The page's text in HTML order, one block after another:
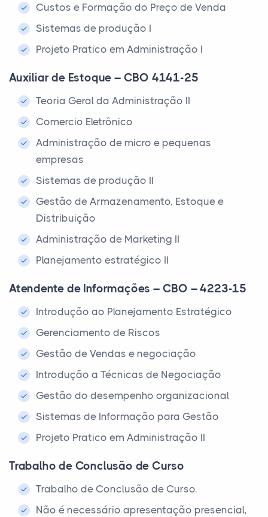
Custos e Formação do Preço de Venda
Sistemas de produção I
Projeto Pratico em Administração I
Auxiliar de Estoque – CBO 4141-25
Teoria Geral da Administração II
Comercio Eletrônico
Administração de micro e pequenas
empresas
Sistemas de produção II
Gestão de Armazenamento, Estoque e
Distribuição
Administração de Marketing II
Planejamento estratégico II
Atendente de Informações – CBO – 4223-15
Introdução ao Planejamento Estratégico
Gerenciamento de Riscos
Gestão de Vendas e negociação
Introdução a Técnicas de Negociação
Gestão do desempenho organizacional
Sistemas de Informação para Gestão
Projeto Pratico em Administração II
Trabalho de Conclusão de Curso
Trabalho de Conclusão de Curso.
Não é necessário apresentação presencial,